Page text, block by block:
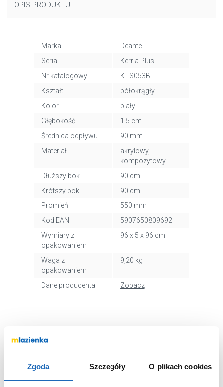
Zgoda Szczegóły O plikach cookies
OPIS PRODUKTU
Marka
Deante
Seria
Kerria Plus
Nr katalogowy
KTS053B
Kształt
półokrągły
Kolor
biały
Głębokość
1.5 cm
Średnica odpływu
90 mm
Materiał
akrylowy,
kompozytowy
Dłuższy bok
90 cm
Krótszy bok
90 cm
Promień
550 mm
Kod EAN
5907650809692
Wymiary z
opakowaniem
96 x 5 x 96 cm
Waga z
opakowaniem
9,20 kg
Dane producenta Zobacz